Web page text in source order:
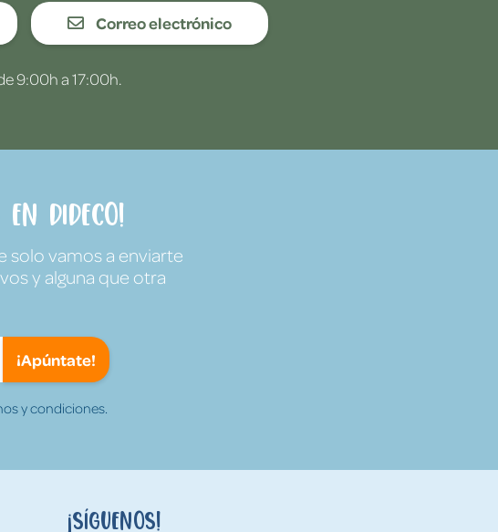
Correo electrónico
9:00h a 17:00h.
Dideco!
solo vamos a enviarte
y alguna que otra
¡Apúntate!
y condiciones.
¡Síguenos!